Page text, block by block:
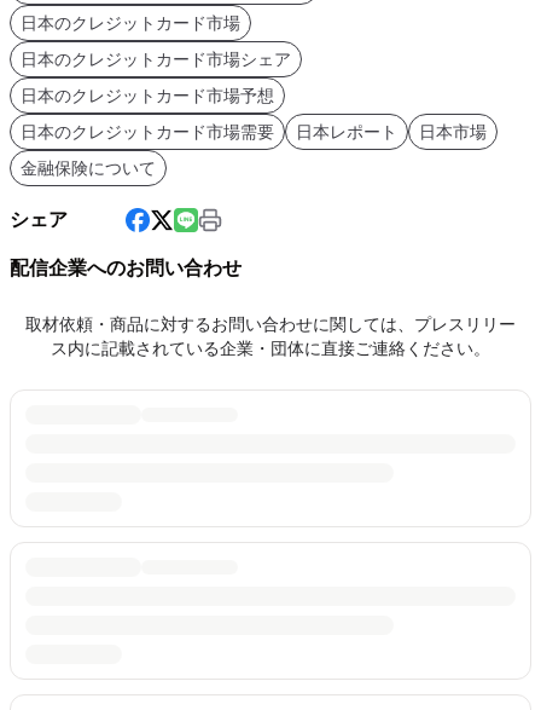
日本のクレジットカード市場
日本のクレジットカード市場シェア
日本のクレジットカード市場予想
日本のクレジットカード市場需要
日本レポート
日本市場
金融保険について
シェア
配信企業へのお問い合わせ
取材依頼・商品に対するお問い合わせに関しては、プレスリリー
ス内に記載されている企業・団体に直接ご連絡ください。